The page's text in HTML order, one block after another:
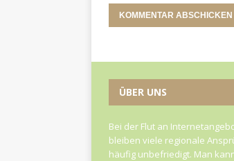
ÜBER UNS
Bei der Flut an
bleiben viele regionale
häufig unbefriedigt. Man